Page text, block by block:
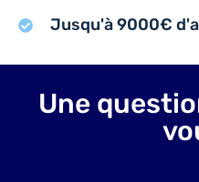
Jusqu'à 9000€
Une